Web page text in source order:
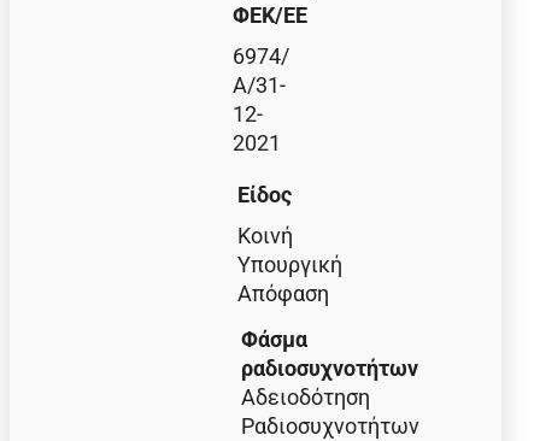
ΦΕΚ/EE
6974/
Α/31-
12-
2021
Είδος
Κοινή
Υπουργική
Απόφαση
Φάσμα
ραδιοσυχνοτήτων
Αδειοδότηση
Ραδιοσυχνοτήτων